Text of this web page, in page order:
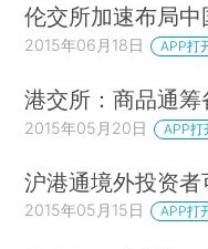
伦交所加速布局中
2015年06月18日 APP打
港交所：商品通
2015年05月20日 APP打
沪港通境外投资
2015年05月15日 APP打